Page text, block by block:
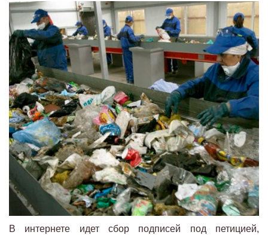
В интернете идет сбор подписей под петицией,